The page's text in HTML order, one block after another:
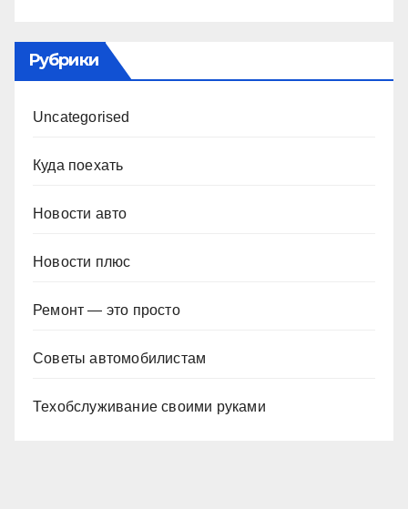
Рубрики
Uncategorised
Куда поехать
Новости авто
Новости плюс
Ремонт — это просто
Советы автомобилистам
Техобслуживание своими руками